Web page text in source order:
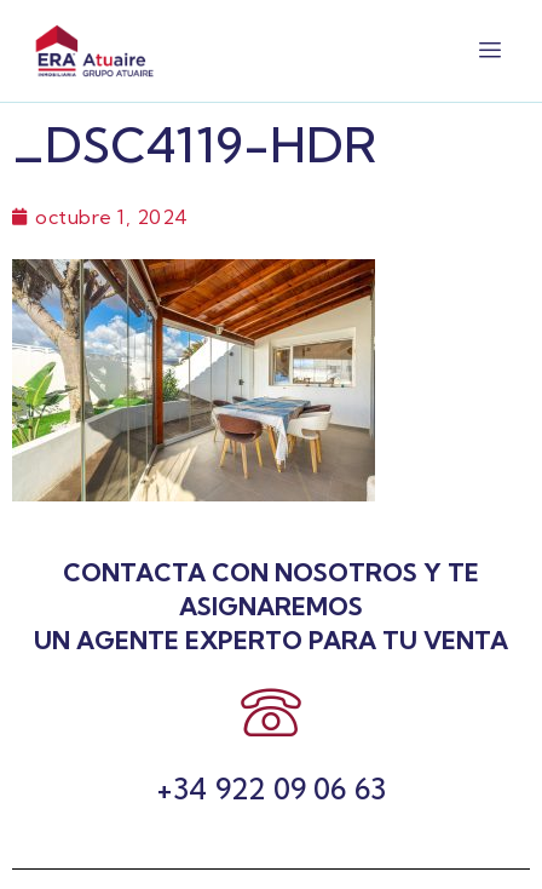
_DSC4119-HDR
octubre 1, 2024
CONTACTA CON NOSOTROS Y TE
ASIGNAREMOS
UN AGENTE EXPERTO PARA TU VENTA
+34 922 09 06 63